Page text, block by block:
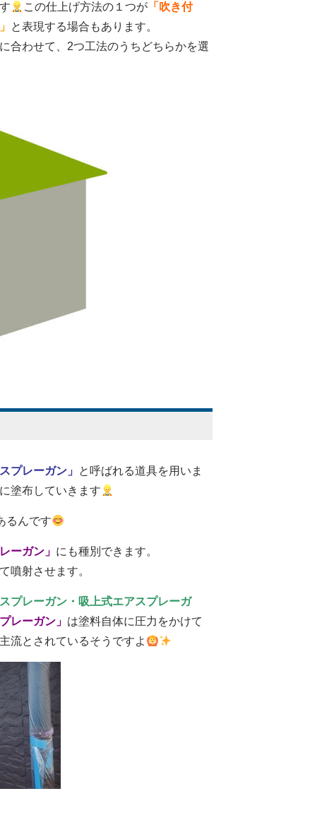
この仕上げ方法の１つが 「吹き付
と表現する場合もあります。
合わせて、2つ工法のうちどちらかを選
スプレーガン」
と呼ばれる道具を用いま
塗布していきます
るんです
ーガン」 にも種別できます。
噴射させます。
プレーガン・吸上式エアスプレーガ
レーガン」 は塗料自体に圧力をかけて
流とされているそうですよ